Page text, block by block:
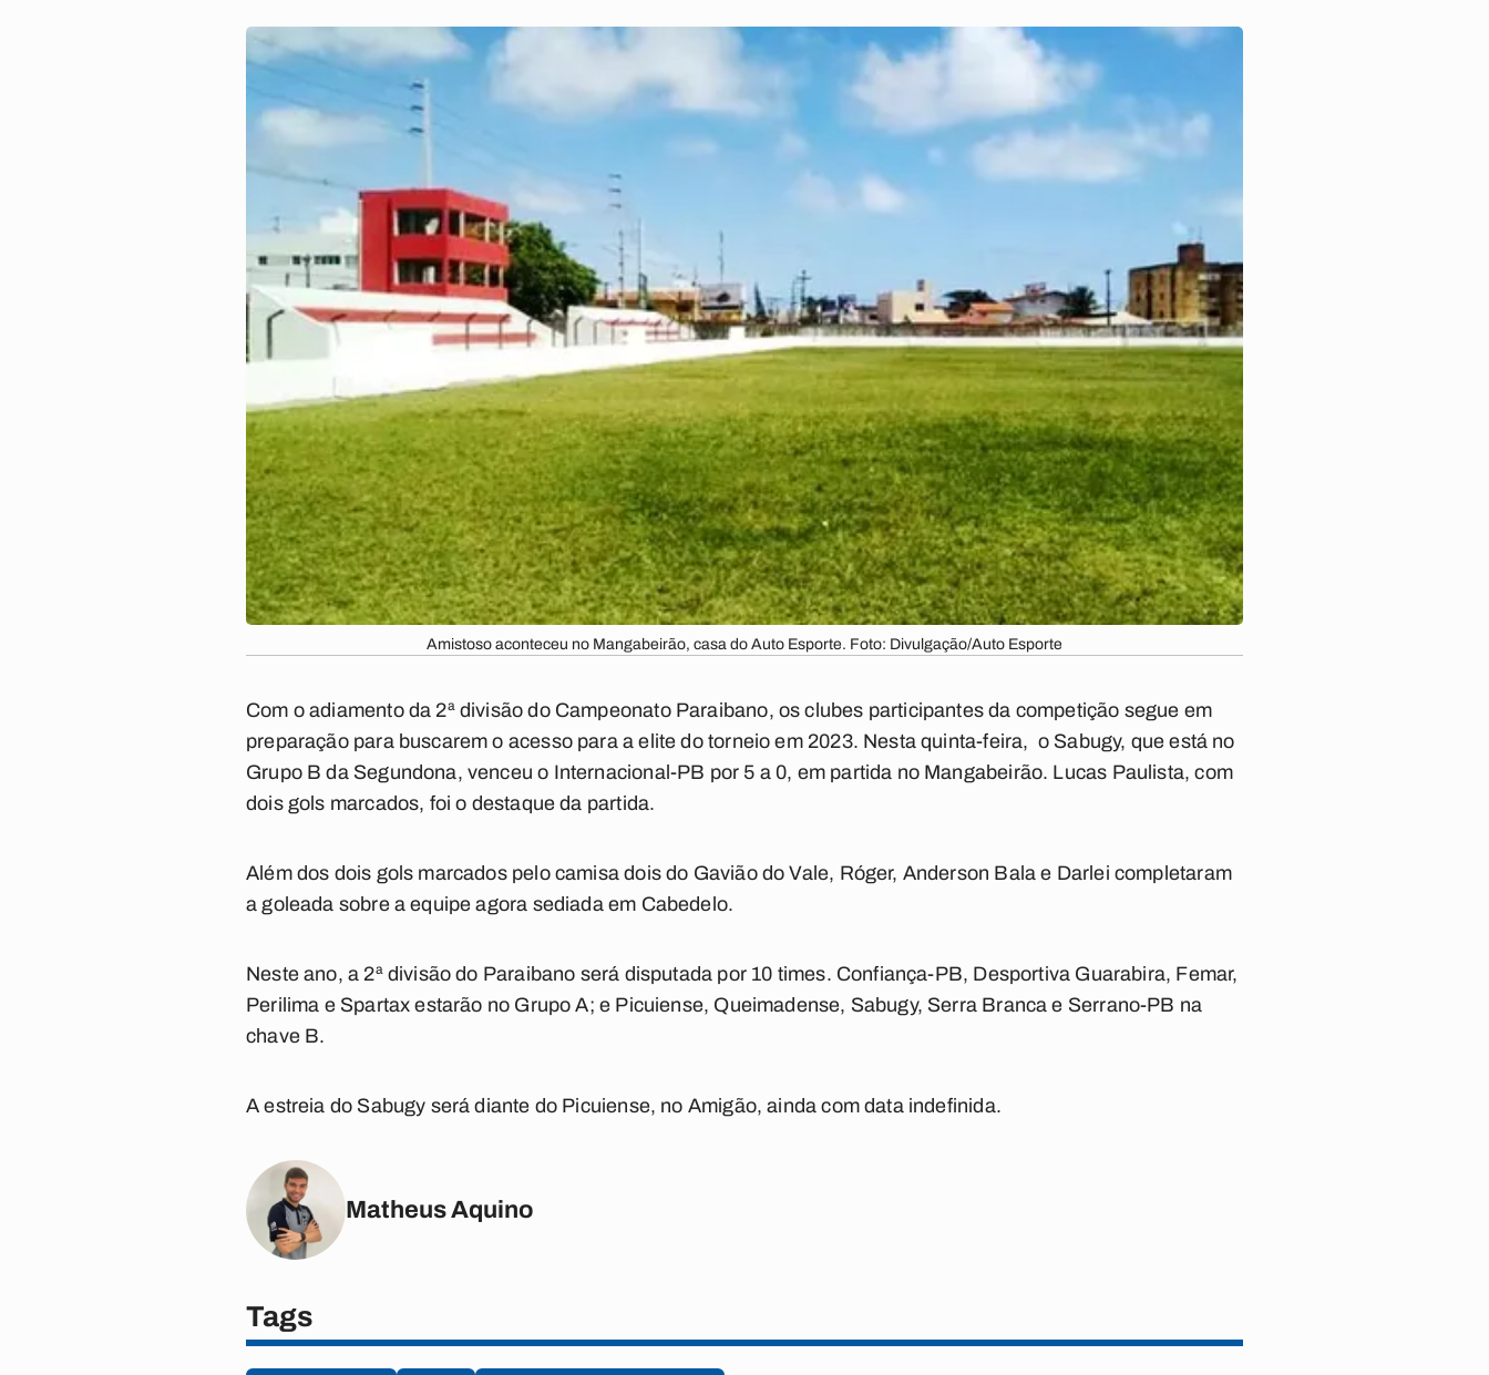
Amistoso aconteceu no Mangabeirão, casa do Auto Esporte. Foto: Divulgação/Auto Esporte
Com o adiamento da 2ª divisão do Campeonato Paraibano, os clubes participantes da competição segue em
preparação para buscarem o acesso para a elite do torneio em 2023. Nesta quinta-feira, o Sabugy, que está no
Grupo B da Segundona, venceu o Internacional-PB por 5 a 0, em partida no Mangabeirão. Lucas Paulista, com
dois gols marcados, foi o destaque da partida.
Além dos dois gols marcados pelo camisa dois do Gavião do Vale, Róger, Anderson Bala e Darlei completaram
a goleada sobre a equipe agora sediada em Cabedelo.
Neste ano, a 2ª divisão do Paraibano será disputada por 10 times. Confiança-PB, Desportiva Guarabira, Femar,
Perilima e Spartax estarão no Grupo A; e Picuiense, Queimadense, Sabugy, Serra Branca e Serrano-PB na
chave B.
A estreia do Sabugy será diante do Picuiense, no Amigão, ainda com data indefinida.
Matheus Aquino
Tags